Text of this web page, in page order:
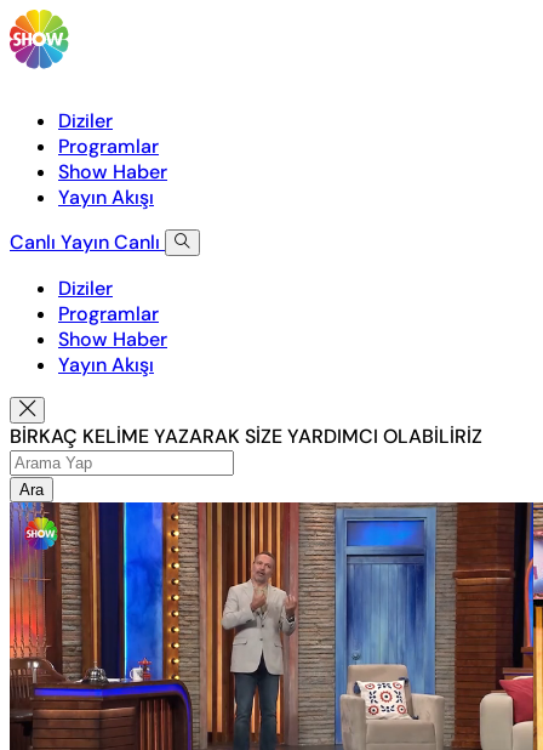
Diziler
Programlar
Show Haber
Yayın Akışı
Canlı YayınCanlı
Diziler
Programlar
Show Haber
Yayın Akışı
BİRKAÇ KELİME YAZARAK SİZE YARDIMCI OLABİLİRİZ
Ara
Yüklendi